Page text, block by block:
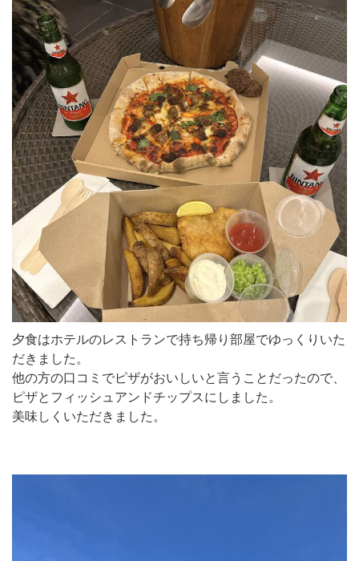
夕食はホテルのレストランで持ち帰り部屋でゆっくりいた
だきました。
他の方の口コミでピザがおいしいと言うことだったので、
ピザとフィッシュアンドチップスにしました。
美味しくいただきました。